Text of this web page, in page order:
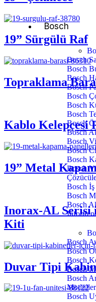
Bosch
Bosch
Bosch
Bosch
Bosch
Bosch
Bosch
Bosch
Bosch
Bosch
Bosch
Bosch
Bosch
Bosch
Bosch İş
Bosch
Bosch
Bosch
Bosch
Bosch
Bosch
Bosch
Bosch
19” Sürgülü Raf
Topraklama
Kablo Kelepçesi
19” Metal
Inorax-AL Serisi
Kiti
Duvar Tipi